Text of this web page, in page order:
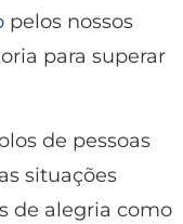
pelos nossos
para superar
de pessoas
situações
de alegria como